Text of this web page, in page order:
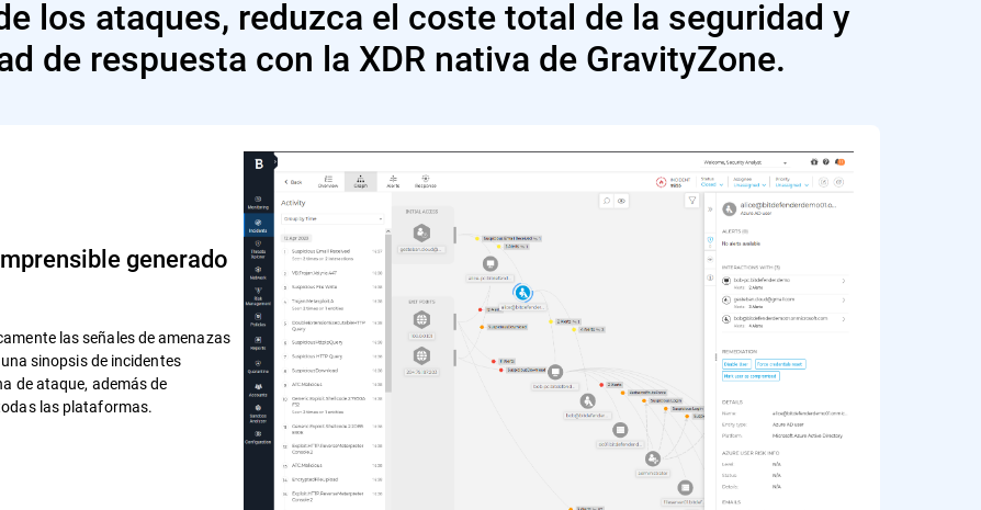
los ataques, reduzca el coste total de la seguridad y
de respuesta con la XDR nativa de GravityZone.
generado
las señales de amenazas
sinopsis de incidentes
de ataque, además de
las plataformas.